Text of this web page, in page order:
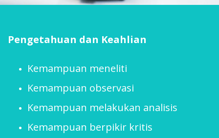
Pengetahuan dan Keahlian
Kemampuan meneliti
Kemampuan observasi
Kemampuan melakukan analisis
Kemampuan berpikir kritis